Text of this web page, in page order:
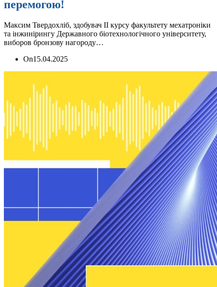
перемогою!
Максим Твердохліб, здобувач ІІ курсу факультету мехатроніки
та інжинірингу Державного біотехнологічного університету,
виборов бронзову нагороду…
On15.04.2025